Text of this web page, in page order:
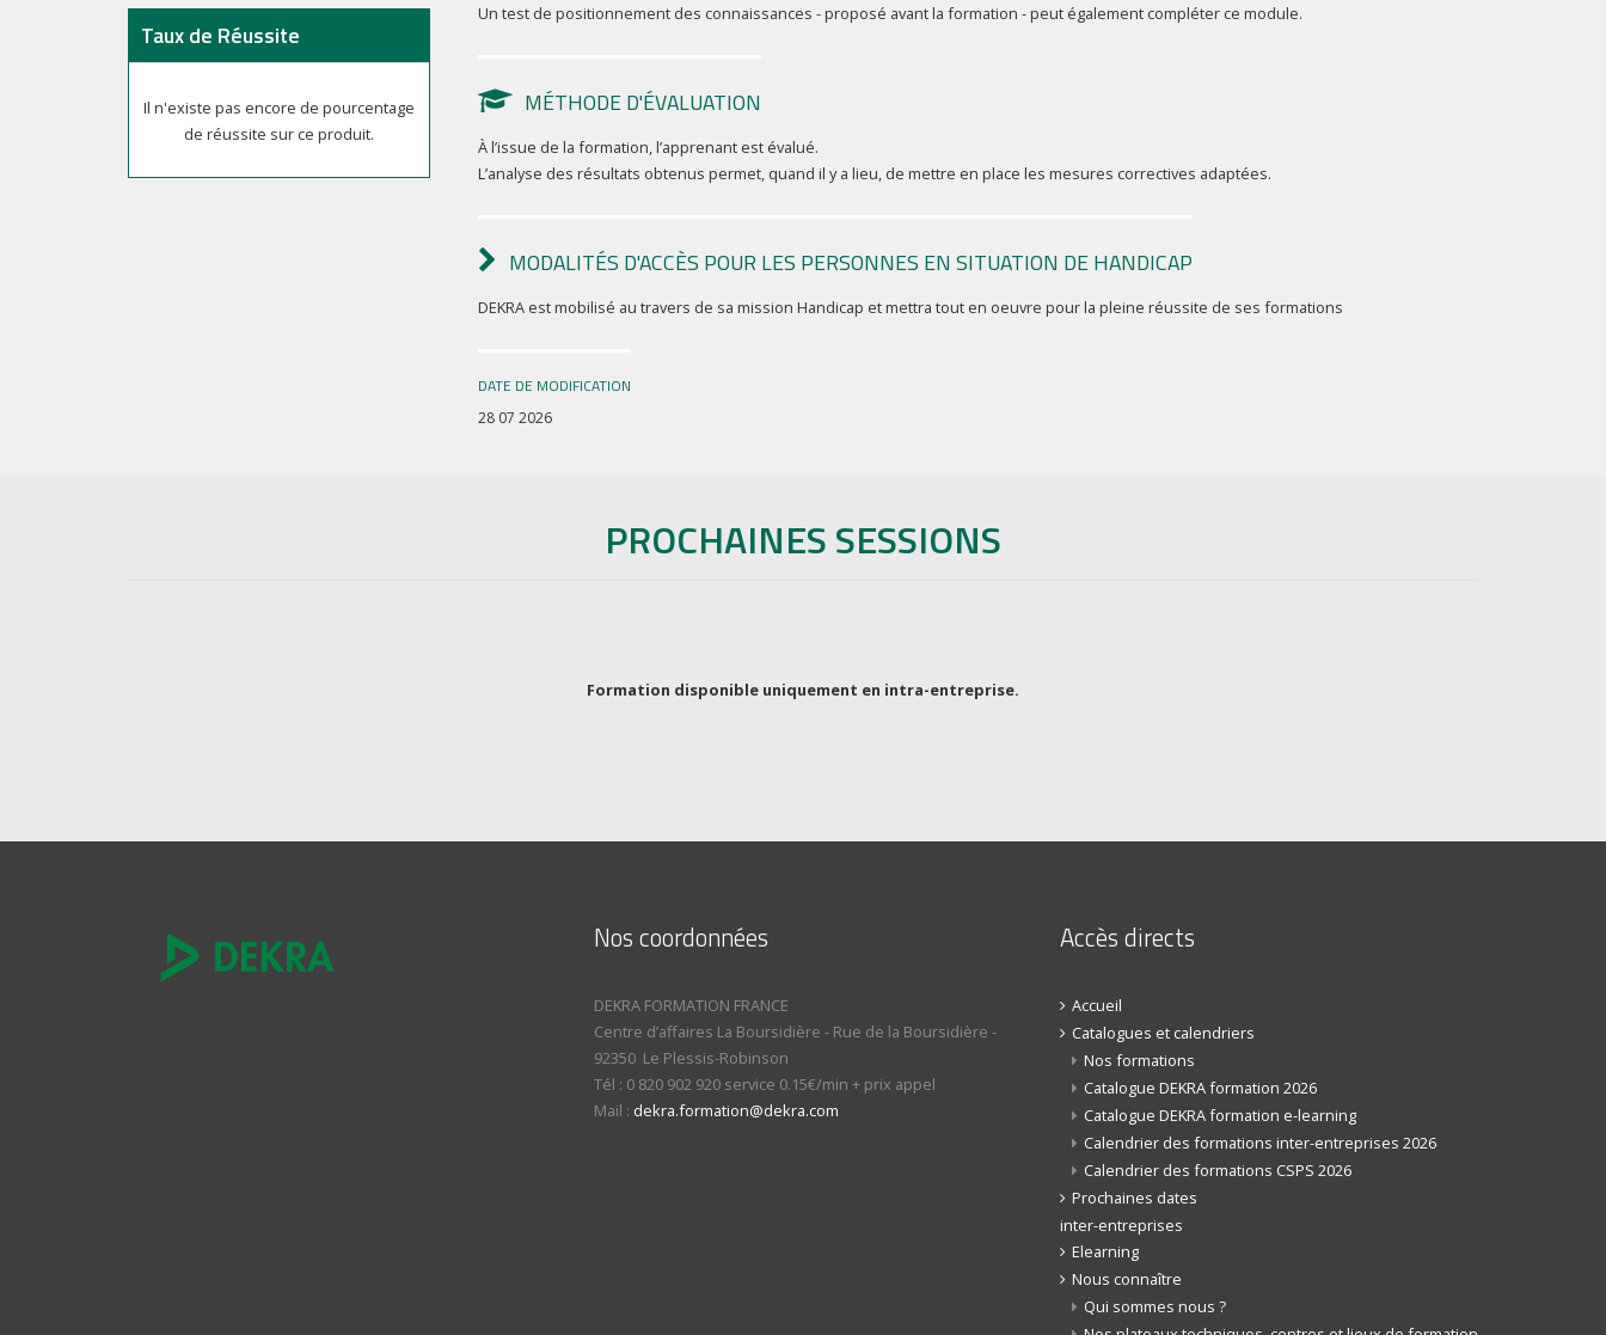
Taux de Réussite
Il n'existe pas encore de pourcentage
de réussite sur ce produit.
Un test de positionnement des connaissances - proposé avant la formation - peut également compléter ce module.
MÉTHODE D'ÉVALUATION
À l’issue de la formation, l’apprenant est évalué.
L’analyse des résultats obtenus permet, quand il y a lieu, de mettre en place les mesures correctives adaptées.
MODALITÉS D'ACCÈS POUR LES PERSONNES EN SITUATION DE HANDICAP
DEKRA est mobilisé au travers de sa mission Handicap et mettra tout en oeuvre pour la pleine réussite de ses formations
DATE DE MODIFICATION
28 07 2026
PROCHAINES SESSIONS
Formation disponible uniquement en intra-entreprise.
Nos coordonnées
DEKRA FORMATION FRANCE
Centre d’affaires La Boursidière - Rue de la Boursidière -
92350 Le Plessis-Robinson
Tél : 0 820 902 920 service 0.15€/min + prix appel
Mail : dekra.formation@dekra.com
Accès directs
Accueil
Catalogues et calendriers
Nos formations
Catalogue DEKRA formation 2026
Catalogue DEKRA formation e-learning
Calendrier des formations inter-entreprises 2026
Calendrier des formations CSPS 2026
Prochaines dates
inter-entreprises
Elearning
Nous connaître
Qui sommes nous ?